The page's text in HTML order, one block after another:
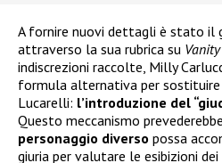
A fornire nuovi dettagli è stato il
attraverso la sua rubrica su
indiscrezioni raccolte, Milly
formula alternativa per sostituire
Lucarelli: l’introduzione del
Questo meccanismo
personaggio diverso possa
giuria per valutare le esibizioni